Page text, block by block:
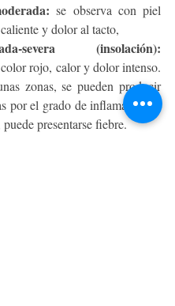
se observa con piel
y dolor al tacto,
severa (insolación):
rojo, calor y dolor intenso.
zonas, se pueden producir
por el grado de inflamación e,
presentarse fiebre.